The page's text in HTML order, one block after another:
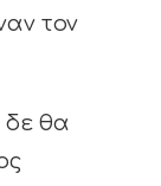
τον
θα